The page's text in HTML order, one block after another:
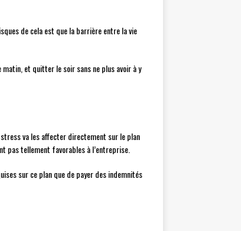
de cela est que la barrière entre la vie
et quitter le soir sans ne plus avoir à y
stress va les affecter directement sur le plan
pas tellement favorables à l’entreprise.
sur ce plan que de payer des indemnités